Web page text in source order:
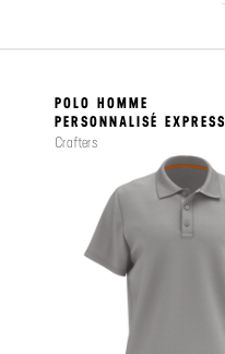
POLO HOMME
PERSONNALISÉ EXPRESS
Crafters